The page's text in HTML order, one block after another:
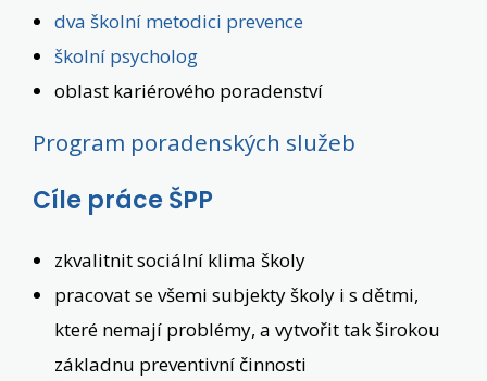
dva školní metodici prevence
školní psycholog
oblast kariérového poradenství
Program poradenských služeb
Cíle práce ŠPP
zkvalitnit sociální klima školy
pracovat se všemi subjekty školy i s dětmi,
které nemají problémy, a vytvořit tak širokou
základnu preventivní činnosti